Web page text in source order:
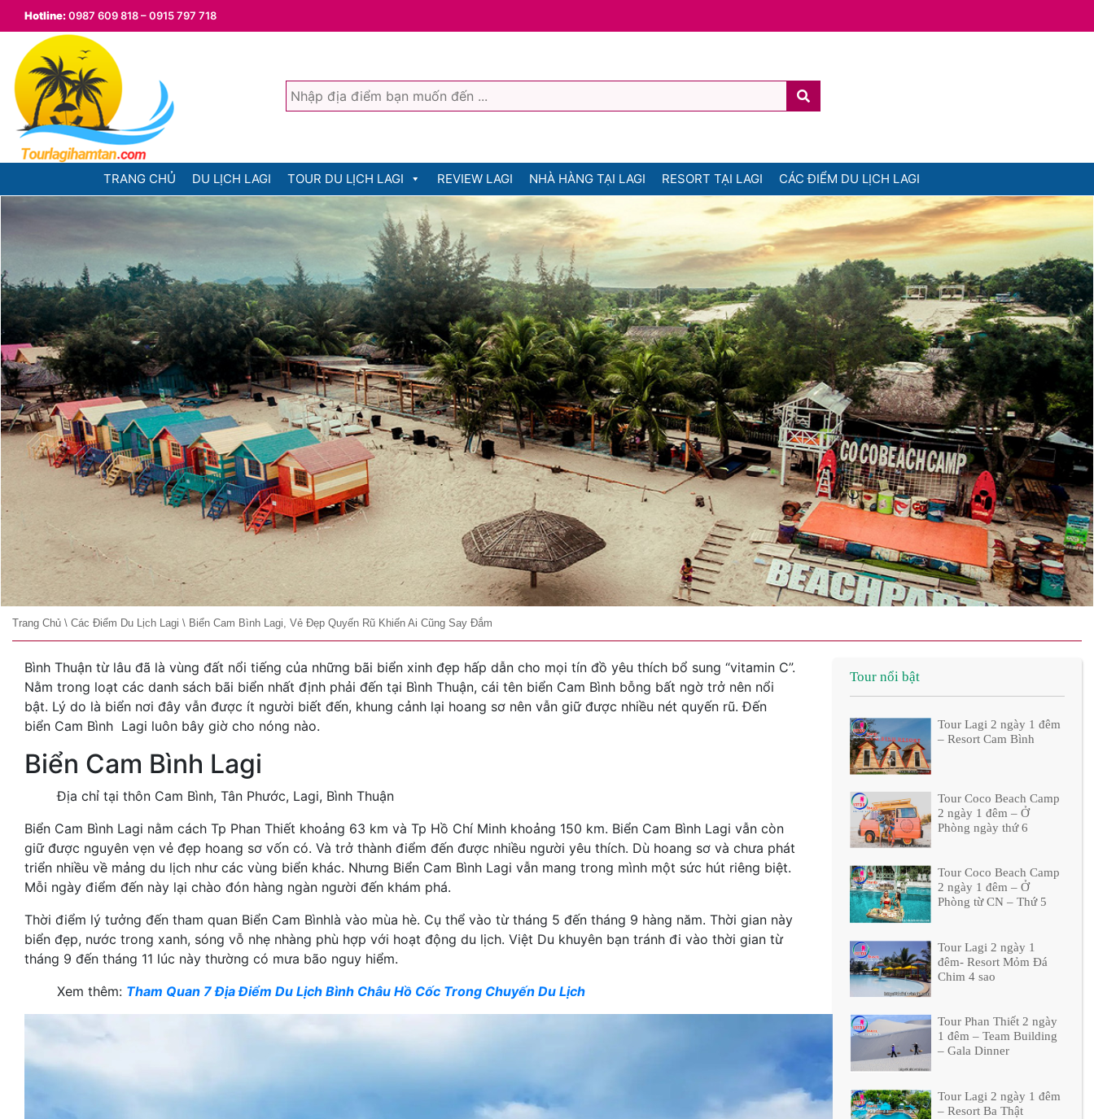
Hotline:0987 609 818 – 0915 797 718
TRANG CHỦ DU LỊCH LAGI TOUR DU LỊCH LAGI REVIEW LAGI NHÀ HÀNG TẠI LAGI RESORT TẠI LAGI CÁC ĐIỂM DU LỊCH LAGI
Trang Chủ \ Các Điểm Du Lịch Lagi \ Biển Cam Bình Lagi, Vẻ Đẹp Quyến Rũ Khiến Ai Cũng Say Đắm
Bình Thuận từ lâu đã là vùng đất nổi tiếng của những bãi biển xinh đẹp hấp dẫn cho mọi tín đồ yêu thích bổ sung “vitamin C”.
Nằm trong loạt các danh sách bãi biển nhất định phải đến tại Bình Thuận, cái tên biển Cam Bình bỗng bất ngờ trở nên nổi
bật. Lý do là biển nơi đây vẫn được ít người biết đến, khung cảnh lại hoang sơ nên vẫn giữ được nhiều nét quyến rũ. Đến
biển Cam Bình Lagi luôn bây giờ cho nóng nào.
Biển Cam Bình Lagi
Địa chỉ tại thôn Cam Bình, Tân Phước, Lagi, Bình Thuận
Biển Cam Bình Lagi nằm cách Tp Phan Thiết khoảng 63 km và Tp Hồ Chí Minh khoảng 150 km. Biển Cam Bình Lagi vẫn còn
giữ được nguyên vẹn vẻ đẹp hoang sơ vốn có. Và trở thành điểm đến được nhiều người yêu thích. Dù hoang sơ và chưa phát
triển nhiều về mảng du lịch như các vùng biển khác. Nhưng Biển Cam Bình Lagi vẫn mang trong mình một sức hút riêng biệt.
Mỗi ngày điểm đến này lại chào đón hàng ngàn người đến khám phá.
Thời điểm lý tưởng đến tham quan Biển Cam Bìnhlà vào mùa hè. Cụ thể vào từ tháng 5 đến tháng 9 hàng năm. Thời gian này
biển đẹp, nước trong xanh, sóng vỗ nhẹ nhàng phù hợp với hoạt động du lịch. Việt Du khuyên bạn tránh đi vào thời gian từ
tháng 9 đến tháng 11 lúc này thường có mưa bão nguy hiểm.
Xem thêm: Tham Quan 7 Địa Điểm Du Lịch Bình Châu Hồ Cốc Trong Chuyến Du Lịch
Tour nổi bật
Tour Lagi 2 ngày 1 đêm
– Resort Cam Bình
Tour Coco Beach Camp
2 ngày 1 đêm – Ở
Phòng ngày thứ 6
Tour Coco Beach Camp
2 ngày 1 đêm – Ở
Phòng từ CN – Thứ 5
Tour Lagi 2 ngày 1
đêm- Resort Mỏm Đá
Chim 4 sao
Tour Phan Thiết 2 ngày
1 đêm – Team Building
– Gala Dinner
Tour Lagi 2 ngày 1 đêm
– Resort Ba Thật